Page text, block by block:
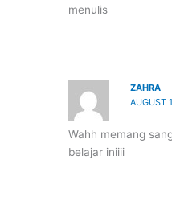
menulis
ZAHRA
AUGUST
Wahh memang
belajar iniiii